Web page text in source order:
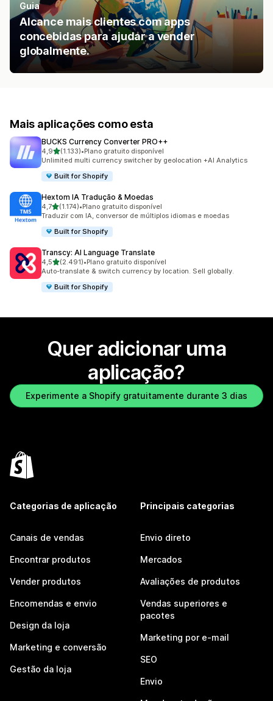
Guia
Alcance mais clientes com apps
concebidas para ajudar a vender
globalmente.
Mais aplicações como esta
BUCKS Currency Converter PRO++
4,9de 5 estrelas
(1.133)
1133 total de avaliações
•Plano gratuito disponível
Unlimited multi currency switcher by geolocation +AI Analytics
Built for Shopify
Hextom IA Tradução & Moedas
4,7de 5 estrelas
(1.174)
1174 total de avaliações
•Plano gratuito disponível
Traduzir com IA, conversor de múltiplos idiomas e moedas
Built for Shopify
Transcy: AI Language Translate
4,5de 5 estrelas
(2.491)
2491 total de avaliações
•Plano gratuito disponível
Auto-translate & switch currency by location. Sell globally.
Built for Shopify
Quer adicionar uma
aplicação?
Experimente a Shopify gratuitamente durante 3 dias
Categorias de aplicação
Canais de vendas
Encontrar produtos
Vender produtos
Encomendas e envio
Design da loja
Marketing e conversão
Gestão da loja
Principais categorias
Envio direto
Mercados
Avaliações de produtos
Vendas superiores e
pacotes
Marketing por e-mail
SEO
Envio